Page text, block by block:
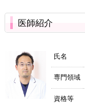
医師紹介
氏名
専門領域
資格等